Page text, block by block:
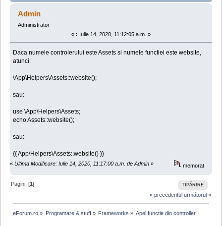
controller (Citit de 265042 ori)
Admin
Administrator
« : Iulie 14, 2020, 11:12:05 a.m. »
Daca numele controlerului este Assets si numele functiei este website,
atunci:
\App\Helpers\Assets::website();
sau:
use \App\Helpers\Assets;
echo Assets::website();
sau:
{{ App\Helpers\Assets::website() }}
« Ultima Modificare: Iulie 14, 2020, 11:17:00 a.m. de Admin » memorat
TIPĂRIRE
Pagini: [1]
« precedentul următorul »
eForum.ro » Programare & stuff» Frameworks » Apel functie din controller